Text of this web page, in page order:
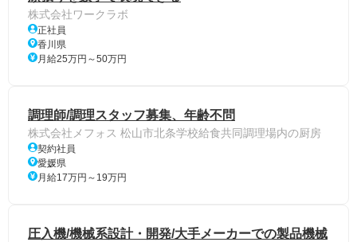
株式会社ワークラボ
正社員
香川県
月給25万円～50万円
調理師/調理スタッフ募集、年齢不問
株式会社メフォス 松山市北条学校給食共同調理場内の厨房
契約社員
愛媛県
月給17万円～19万円
圧入機/機械系設計・開発/大手メーカーでの製品機械